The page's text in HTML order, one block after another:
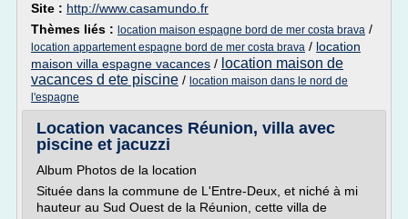
Site : http://www.casamundo.fr
Thèmes liés : location maison espagne bord de mer costa brava /
location appartement espagne bord de mer costa brava / location
maison villa espagne vacances / location maison de
vacances d ete piscine / location maison dans le nord de
l'espagne
Location vacances Réunion, villa avec
piscine et jacuzzi
Album Photos de la location
Située dans la commune de L'Entre-Deux, et niché à mi
hauteur au Sud Ouest de la Réunion, cette villa de